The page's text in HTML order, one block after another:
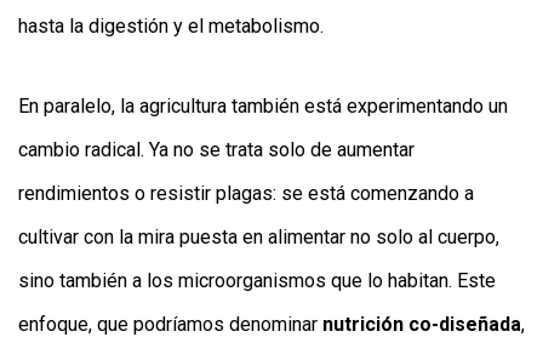
hasta la digestión y el metabolismo.
En paralelo, la agricultura también está experimentando un
cambio radical. Ya no se trata solo de aumentar
rendimientos o resistir plagas: se está comenzando a
cultivar con la mira puesta en alimentar no solo al cuerpo,
sino también a los microorganismos que lo habitan. Este
enfoque, que podríamos denominar nutrición co-diseñada,